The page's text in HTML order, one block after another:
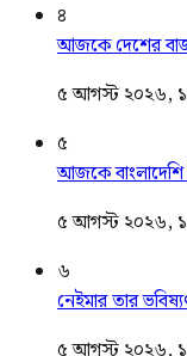
৪
আজকে দেশের
৫ আগস্ট ২০২৬,
৫
আজকে
৫ আগস্ট ২০২৬,
৬
নেইমার তার